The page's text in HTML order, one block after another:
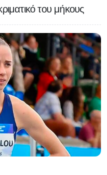
του μήκους